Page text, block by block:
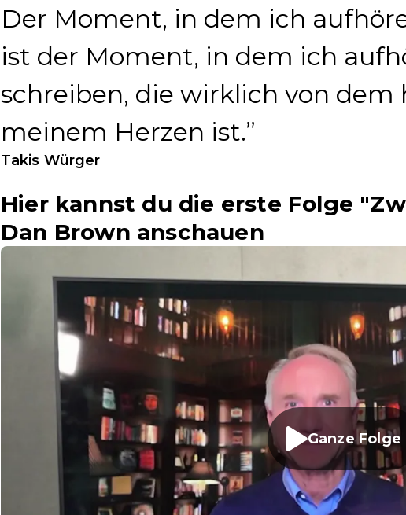
Der Moment, in dem ich
ist der Moment, in dem ich
schreiben, die wirklich von dem
meinem Herzen ist.
Takis Würger
Hier kannst du die erste Folge
Dan Brown anschauen
Ganze Folge